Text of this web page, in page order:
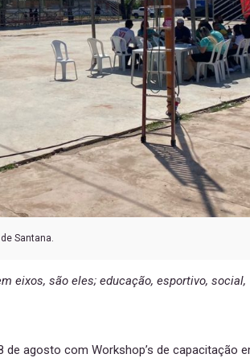
Santana.
eixos, são eles; educação, esportivo, social,
agosto com Workshop’s de capacitação